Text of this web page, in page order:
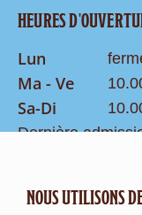
HEURES
Lun
Ma - Ve
Sa-Di
Dernière
CONTACT
NOUS UTILISONS